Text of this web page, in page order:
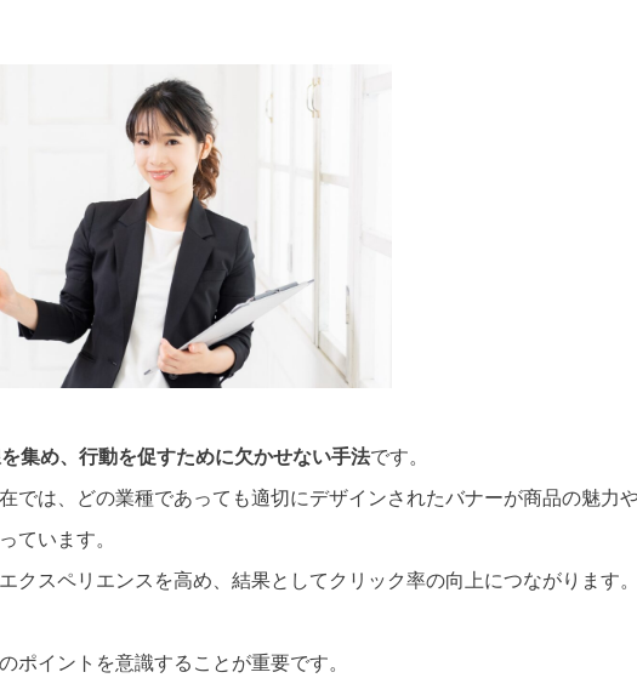
集め、行動を促すために欠かせない手法です。
では、どの業種であっても適切にデザインされたバナーが商品の魅力
ています。
クスペリエンスを高め、結果としてクリック率の向上につながります
ポイントを意識することが重要です。